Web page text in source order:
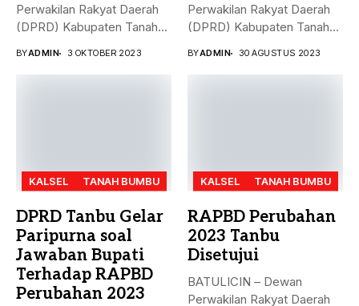
Perwakilan Rakyat Daerah
(DPRD) Kabupaten Tanah
BYADMIN 3 OKTOBER 2023
Perwakilan Rakyat Daerah
(DPRD) Kabupaten Tanah
BYADMIN 30 AGUSTUS 2023
KALSEL TANAH BUMBU
DPRD Tanbu Gelar
Paripurna soal
Jawaban Bupati
Terhadap RAPBD
Perubahan 2023
KALSEL TANAH BUMBU
RAPBD Perubahan
2023 Tanbu
Disetujui
BATULICIN – Dewan
Perwakilan Rakyat Daerah